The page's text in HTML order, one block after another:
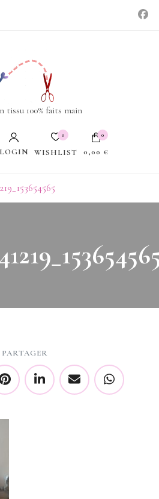
tissu 100% faits main
LOGIN
0
WISHLIST
0
0,00 €
panier est vide.
PARTAGER